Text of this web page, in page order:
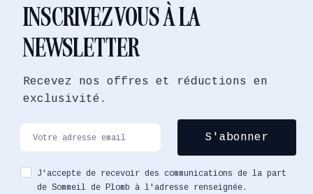
INSCRIVEZ VOUS À LA
NEWSLETTER
Recevez nos offres et réductions en
exclusivité.
J'accepte de recevoir des communications de la part
de Sommeil de Plomb à l'adresse renseignée.